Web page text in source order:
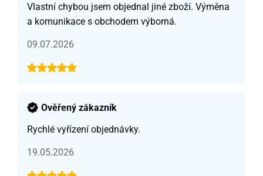
Vlastní chybou jsem objednal jiné zboží. Výměna
a komunikace s obchodem výborná.
09.07.2026
Ověřený zákazník
Rychlé vyřízení objednávky.
19.05.2026